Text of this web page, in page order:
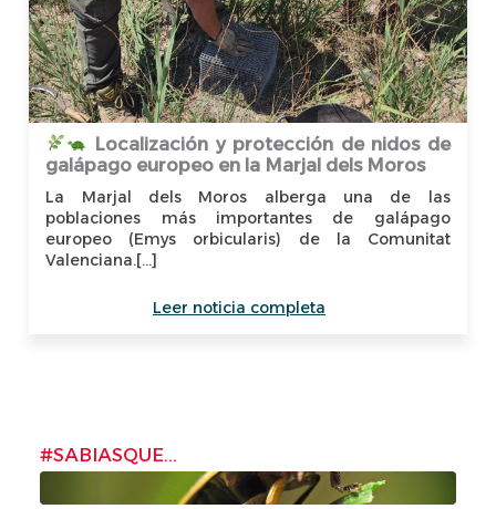
Localización y protección de nidos de
galápago europeo en la Marjal dels Moros
La Marjal dels Moros alberga una de las
poblaciones más importantes de galápago
europeo (Emys orbicularis) de la Comunitat
Valenciana.[...]
Leer noticia completa
#SABIASQUE...